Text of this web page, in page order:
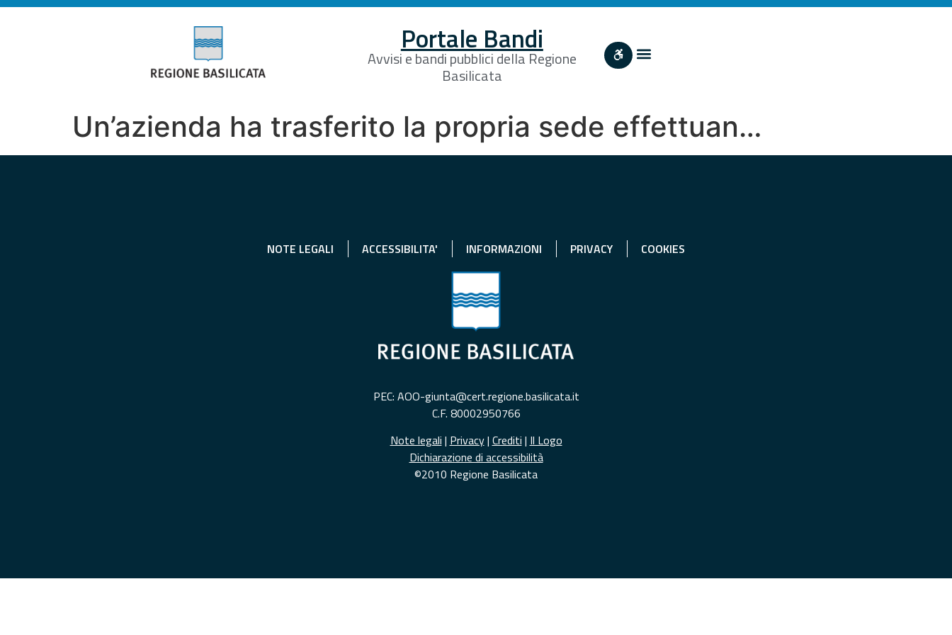
Portale Bandi
Avvisi e bandi pubblici della Regione
Basilicata
Un’azienda ha trasferito la propria sede effettuan…
NOTE LEGALI ACCESSIBILITA' INFORMAZIONI PRIVACY COOKIES
PEC: AOO-giunta@cert.regione.basilicata.it
C.F. 80002950766
Note legali | Privacy| Crediti | Il Logo
Dichiarazione di accessibilità
©2010 Regione Basilicata